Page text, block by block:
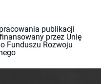
publikacji
przez Unię
Funduszu Rozwoju